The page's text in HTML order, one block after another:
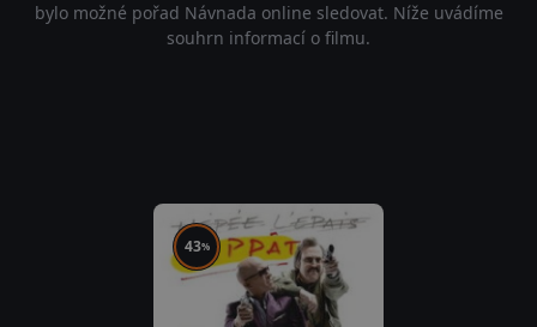
bylo možné pořad Návnada online sledovat. Níže uvádíme
souhrn informací o filmu.
43%